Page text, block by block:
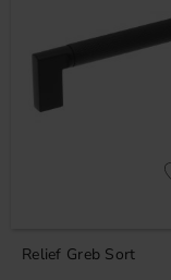
Relief Greb Sort